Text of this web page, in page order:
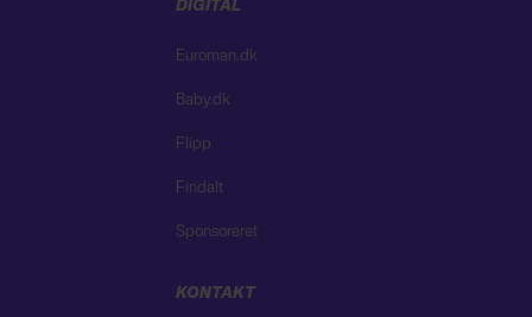
DIGITAL
Euroman.dk
Baby.dk
Flipp
Findalt
Sponsoreret
KONTAKT